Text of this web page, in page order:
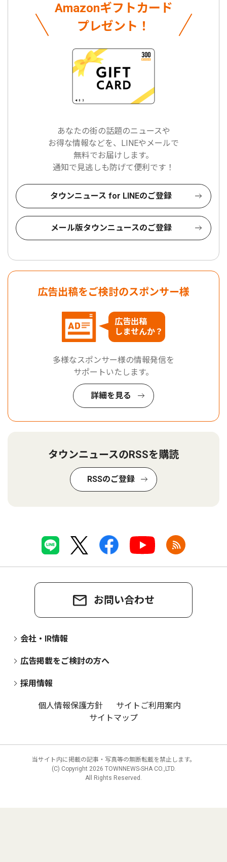
Amazonギフトカード
プレゼント！
あなたの街の話題のニュースや
お得な情報などを、LINEやメールで
無料でお届けします。
通知で見逃しも防げて便利です！
タウンニュース for LINEのご登録
メール版タウンニュースのご登録
広告出稿をご検討のスポンサー様
広告出稿
しませんか？
多様なスポンサー様の情報発信を
サポートいたします。
詳細を見る
タウンニュースのRSSを購読
RSSのご登録
お問い合わせ
会社・IR情報
広告掲載をご検討の方へ
採用情報
個人情報保護方針
サイトご利用案内
サイトマップ
当サイト内に掲載の記事・写真等の無断転載を禁止します。
(C) Copyright 2026 TOWNNEWS-SHA CO.,LTD.
All Rights Reserved.